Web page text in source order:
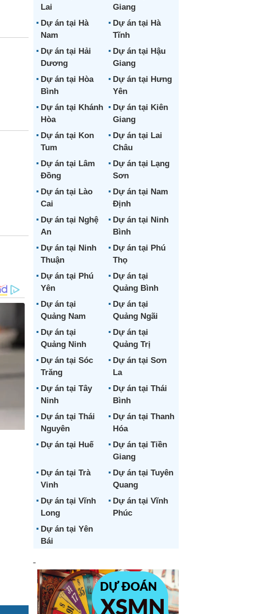
Lai
Giang
Dự án tại Hà
Nam
Dự án tại Hà
Tĩnh
Dự án tại Hải
Dương
Dự án tại Hậu
Giang
Dự án tại Hòa
Bình
Dự án tại Hưng
Yên
Dự án tại Khánh
Hòa
Dự án tại Kiên
Giang
Dự án tại Kon
Tum
Dự án tại Lai
Châu
Dự án tại Lâm
Đồng
Dự án tại Lạng
Sơn
Dự án tại Lào
Cai
Dự án tại Nam
Định
Dự án tại Nghệ
An
Dự án tại Ninh
Bình
Dự án tại Ninh
Thuận
Dự án tại Phú
Thọ
Dự án tại Phú
Yên
Dự án tại
Quảng Bình
Dự án tại
Quảng Nam
Dự án tại
Quảng Ngãi
Dự án tại
Quảng Ninh
Dự án tại
Quảng Trị
Dự án tại Sóc
Trăng
Dự án tại Sơn
La
Dự án tại Tây
Ninh
Dự án tại Thái
Bình
Dự án tại Thái
Nguyên
Dự án tại Thanh
Hóa
Dự án tại Huế
Dự án tại Tiền
Giang
Dự án tại Trà
Vinh
Dự án tại Tuyên
Quang
Dự án tại Vĩnh
Long
Dự án tại Vĩnh
Phúc
Dự án tại Yên
Bái